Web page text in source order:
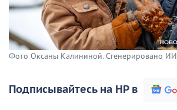
Фото Оксаны Калининой. Сгенерировано ИИ
Подписывайтесь на НР в